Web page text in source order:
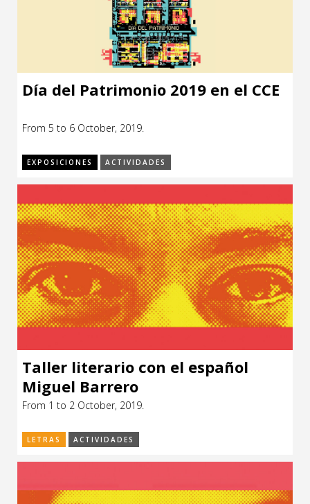
Día del Patrimonio 2019 en el CCE
From 5 to 6 October, 2019.
EXPOSICIONES ACTIVIDADES
Taller literario con el español
Miguel Barrero
From 1 to 2 October, 2019.
LETRAS ACTIVIDADES